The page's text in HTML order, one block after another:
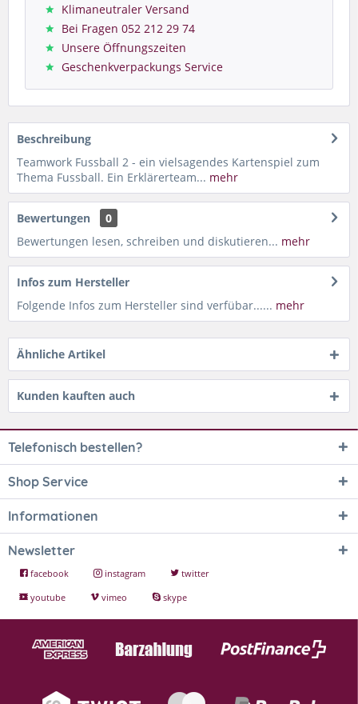
Klimaneutraler Versand
Bei Fragen 052 212 29 74
Unsere Öffnungszeiten
Geschenkverpackungs Service
Beschreibung
Teamwork Fussball 2 - ein vielsagendes Kartenspiel zum
Thema Fussball. Ein Erklärerteam... mehr
Bewertungen
0
Bewertungen lesen, schreiben und diskutieren... mehr
Infos zum Hersteller
Folgende Infos zum Hersteller sind verfübar...... mehr
Ähnliche Artikel
Kunden kauften auch
Telefonisch bestellen?
Shop Service
Informationen
Newsletter
facebook instagram
twitter
youtube
vimeo skype